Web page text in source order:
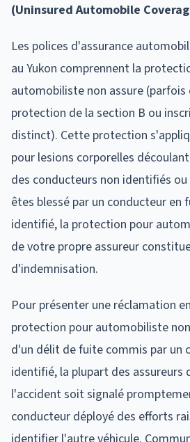
(Uninsured Automobile
Les polices d'assurance
au Yukon comprennent la
automobiliste non assure (parfois
protection de la section B ou
distinct). Cette protection
pour lesions corporelles
des conducteurs non identifiés ou
êtes blessé par un conducteur en
identifié, la protection pour
de votre propre assureur
d'indemnisation.
Pour présenter une réclamation
protection pour automobiliste
d'un délit de fuite commis par un
identifié, la plupart des assureurs
l'accident soit signalé
conducteur déployé des efforts